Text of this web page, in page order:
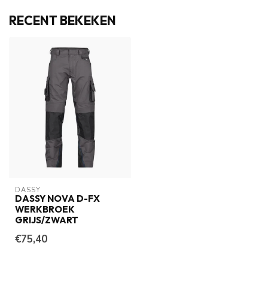
RECENT BEKEKEN
DASSY
DASSY NOVA D-FX
WERKBROEK
GRIJS/ZWART
€75,40